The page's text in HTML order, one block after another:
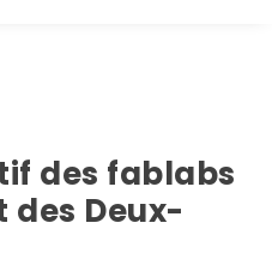
des fablabs
des Deux-